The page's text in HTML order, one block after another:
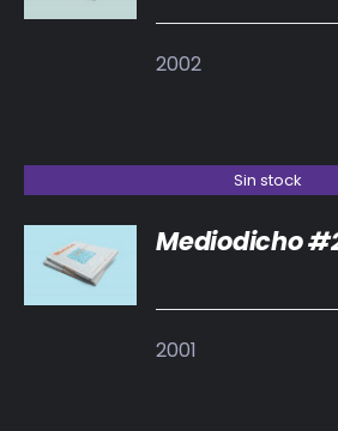
2002
Sin stock
DETALLES
Mediodicho
2001